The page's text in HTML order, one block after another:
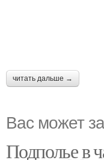
читать дальше →
Вас может
Подполье в